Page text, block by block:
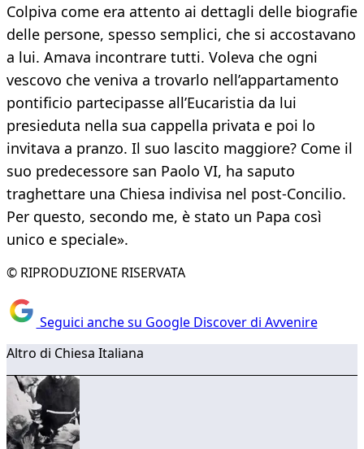
Colpiva come era attento ai dettagli delle biografie
delle persone, spesso semplici, che si accostavano
a lui. Amava incontrare tutti. Voleva che ogni
vescovo che veniva a trovarlo nell’appartamento
pontificio partecipasse all’Eucaristia da lui
presieduta nella sua cappella privata e poi lo
invitava a pranzo. Il suo lascito maggiore? Come il
suo predecessore san Paolo VI, ha saputo
traghettare una Chiesa indivisa nel post-Concilio.
Per questo, secondo me, è stato un Papa così
unico e speciale».
© RIPRODUZIONE RISERVATA
Seguici anche su Google Discover di Avvenire
Altro di Chiesa Italiana